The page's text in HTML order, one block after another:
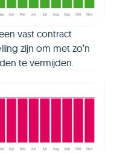
vast contract
zijn om met zo’n
te vermijden.